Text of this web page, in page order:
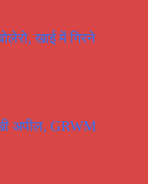
खाई में गिरने
अपील, GRWM